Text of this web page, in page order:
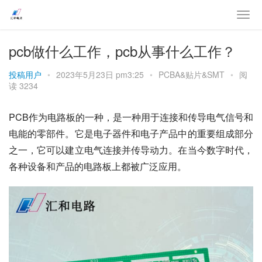
pcb做什么工作，pcb从事什么工作？
投稿用户 • 2023年5月23日 pm3:25 • PCBA&贴片&SMT • 阅
读 3234
PCB作为电路板的一种，是一种用于连接和传导电气信号和
电能的零部件。它是电子器件和电子产品中的重要组成部分
之一，它可以建立电气连接并传导动力。在当今数字时代，
各种设备和产品的电路板上都被广泛应用。